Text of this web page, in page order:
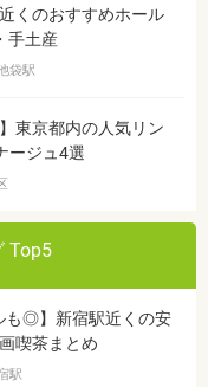
くのおすすめホール
手土産
袋駅
東京都内の人気リン
ージュ4選
Top5
も◎】新宿駅近くの安
喫茶まとめ
駅